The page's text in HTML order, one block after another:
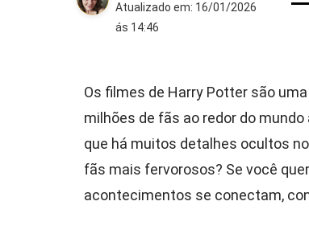
Atualizado em: 16/01/2026
ás 14:46
Os filmes de Harry Potter são
milhões de fãs ao redor do
que há muitos detalhes ocultos
fãs mais fervorosos? Se você
acontecimentos se conectam,